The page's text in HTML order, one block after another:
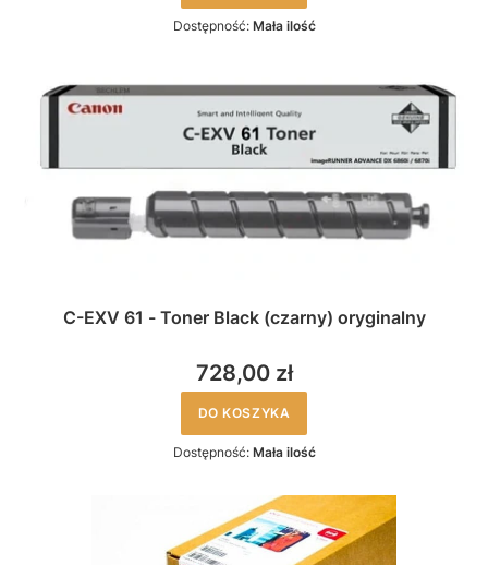
Dostępność: Mała ilość
C-EXV 61 - Toner Black (czarny) oryginalny
728,00 zł
DO KOSZYKA
Dostępność: Mała ilość